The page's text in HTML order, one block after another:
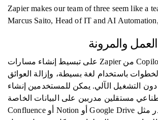
"Zapier makes our team of three seem like a
Marcus Saito, Head of IT and AI
والمرونة
يعمل مساعد Copilot من Zapier على تبسيط إنشاء مسارات
باستخدام لغة بسيطة، وإزالة العوائق
دون التشغيل الآلي. يمكن للمستخدمين إنشاء
مستقلين مدربين على البيانات الخاصة
بالشركة من مصادر مثل Google Drive أو Notion أو Confluence